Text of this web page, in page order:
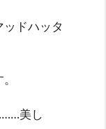
ドハッタ
美し